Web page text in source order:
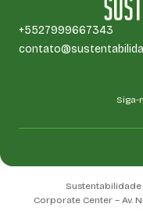
+5527999667343
Siga-
Sustentabilidade
Corporate Center – Av.